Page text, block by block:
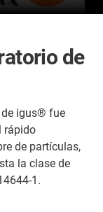
de
de igus® fue
rápido
de partículas,
la clase de
1.